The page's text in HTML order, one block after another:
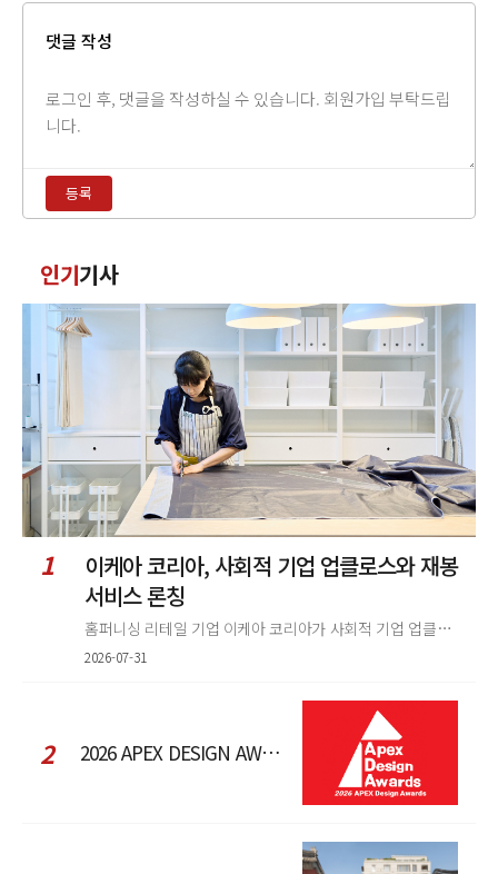
댓글 작성
력
등록
글
인기기사
1
이케아 코리아, 사회적 기업 업클로스와 재봉
서비스 론칭
홈퍼니싱 리테일 기업 이케아 코리아가 사회적 기업 업클로스(Upcloth)와 협력해 재봉 서비스를 선보인다. 이번 협업은 이케
2026-07-31
2 2026 APEX DESIGN AWARDS